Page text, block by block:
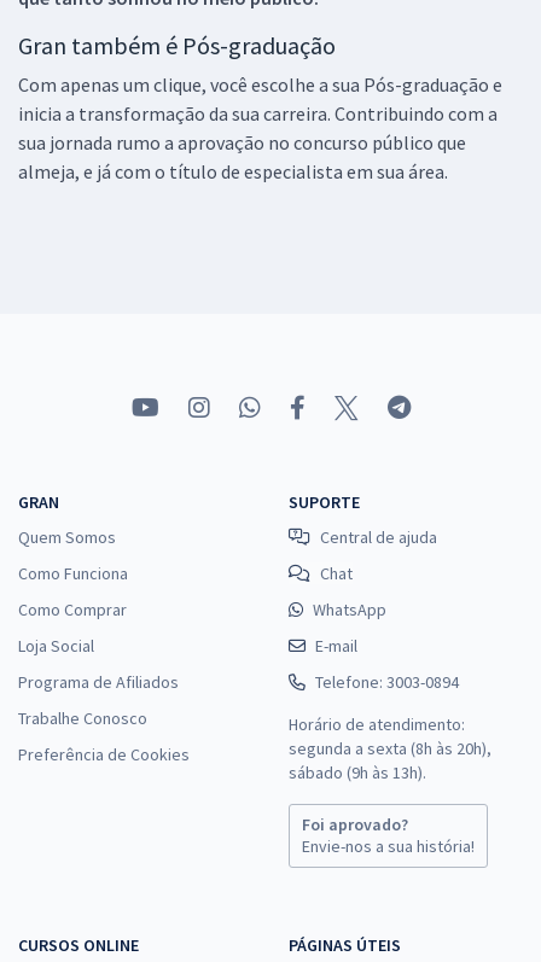
Gran também é Pós-graduação
Com apenas um clique, você escolhe a sua Pós-graduação e
inicia a transformação da sua carreira. Contribuindo com a
sua jornada rumo a aprovação no concurso público que
almeja, e já com o título de especialista em sua área.
GRAN
Quem Somos
Como Funciona
Como Comprar
Loja Social
Programa de Afiliados
Trabalhe Conosco
Preferência de Cookies
SUPORTE
Central de ajuda
Chat
WhatsApp
E-mail
Telefone: 3003-0894
Horário de atendimento:
segunda a sexta (8h às 20h),
sábado (9h às 13h).
Foi aprovado?
Envie-nos a sua história!
CURSOS ONLINE PÁGINAS ÚTEIS